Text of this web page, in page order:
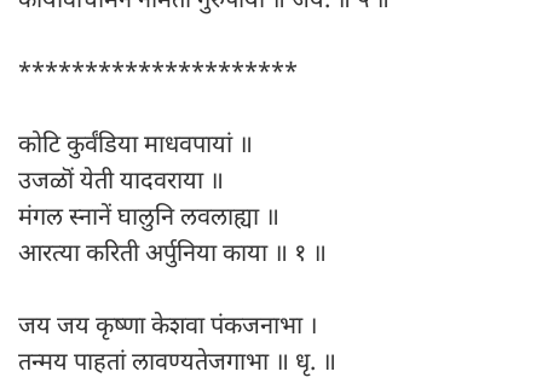
*********************
कोटि कुर्वंडिया माधवपायां ॥
उजळॊं येती यादवराया ॥
मंगल स्नानें घालुनि लवलाह्या ॥
आरत्या करिती अर्पुनिया काया ॥ १ ॥
जय जय कृष्णा केशवा पंकजनाभा ।
तन्मय पाहतां लावण्यतेजगाभा ॥ धृ. ॥